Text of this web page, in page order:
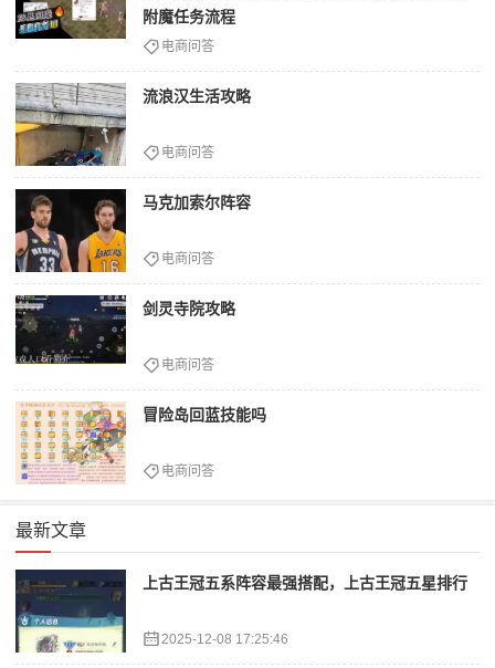
附魔任务流程
电商问答
流浪汉生活攻略
电商问答
马克加索尔阵容
电商问答
剑灵寺院攻略
电商问答
冒险岛回蓝技能吗
电商问答
最新文章
上古王冠五系阵容最强搭配，上古王冠五星排行
2025-12-08 17:25:46